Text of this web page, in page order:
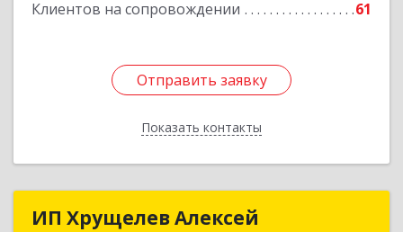
Клиентов на сопровождении 61
Отправить заявку
Показать контакты
Отправить заявку
Назад
ИП Хрущелев Алексей
ИП Хрущелев Алексей